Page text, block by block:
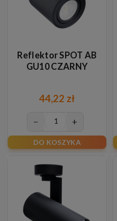
Reflektor SPOT AB
GU10 CZARNY
44,22 zł
− +
DO KOSZYKA